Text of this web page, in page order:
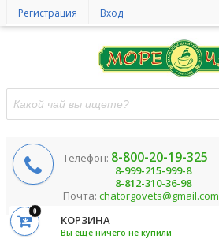
Регистрация Вход
Телефон: 8-800-20-19-325
8-999-215-999-8
8-812-310-36-98
Почта: chatorgovets@gmail.com
0
КОРЗИНА
Вы еще ничего не купили